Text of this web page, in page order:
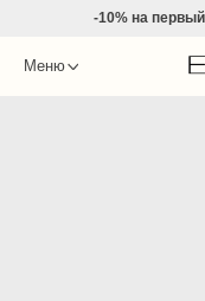
-10% напервый
Меню